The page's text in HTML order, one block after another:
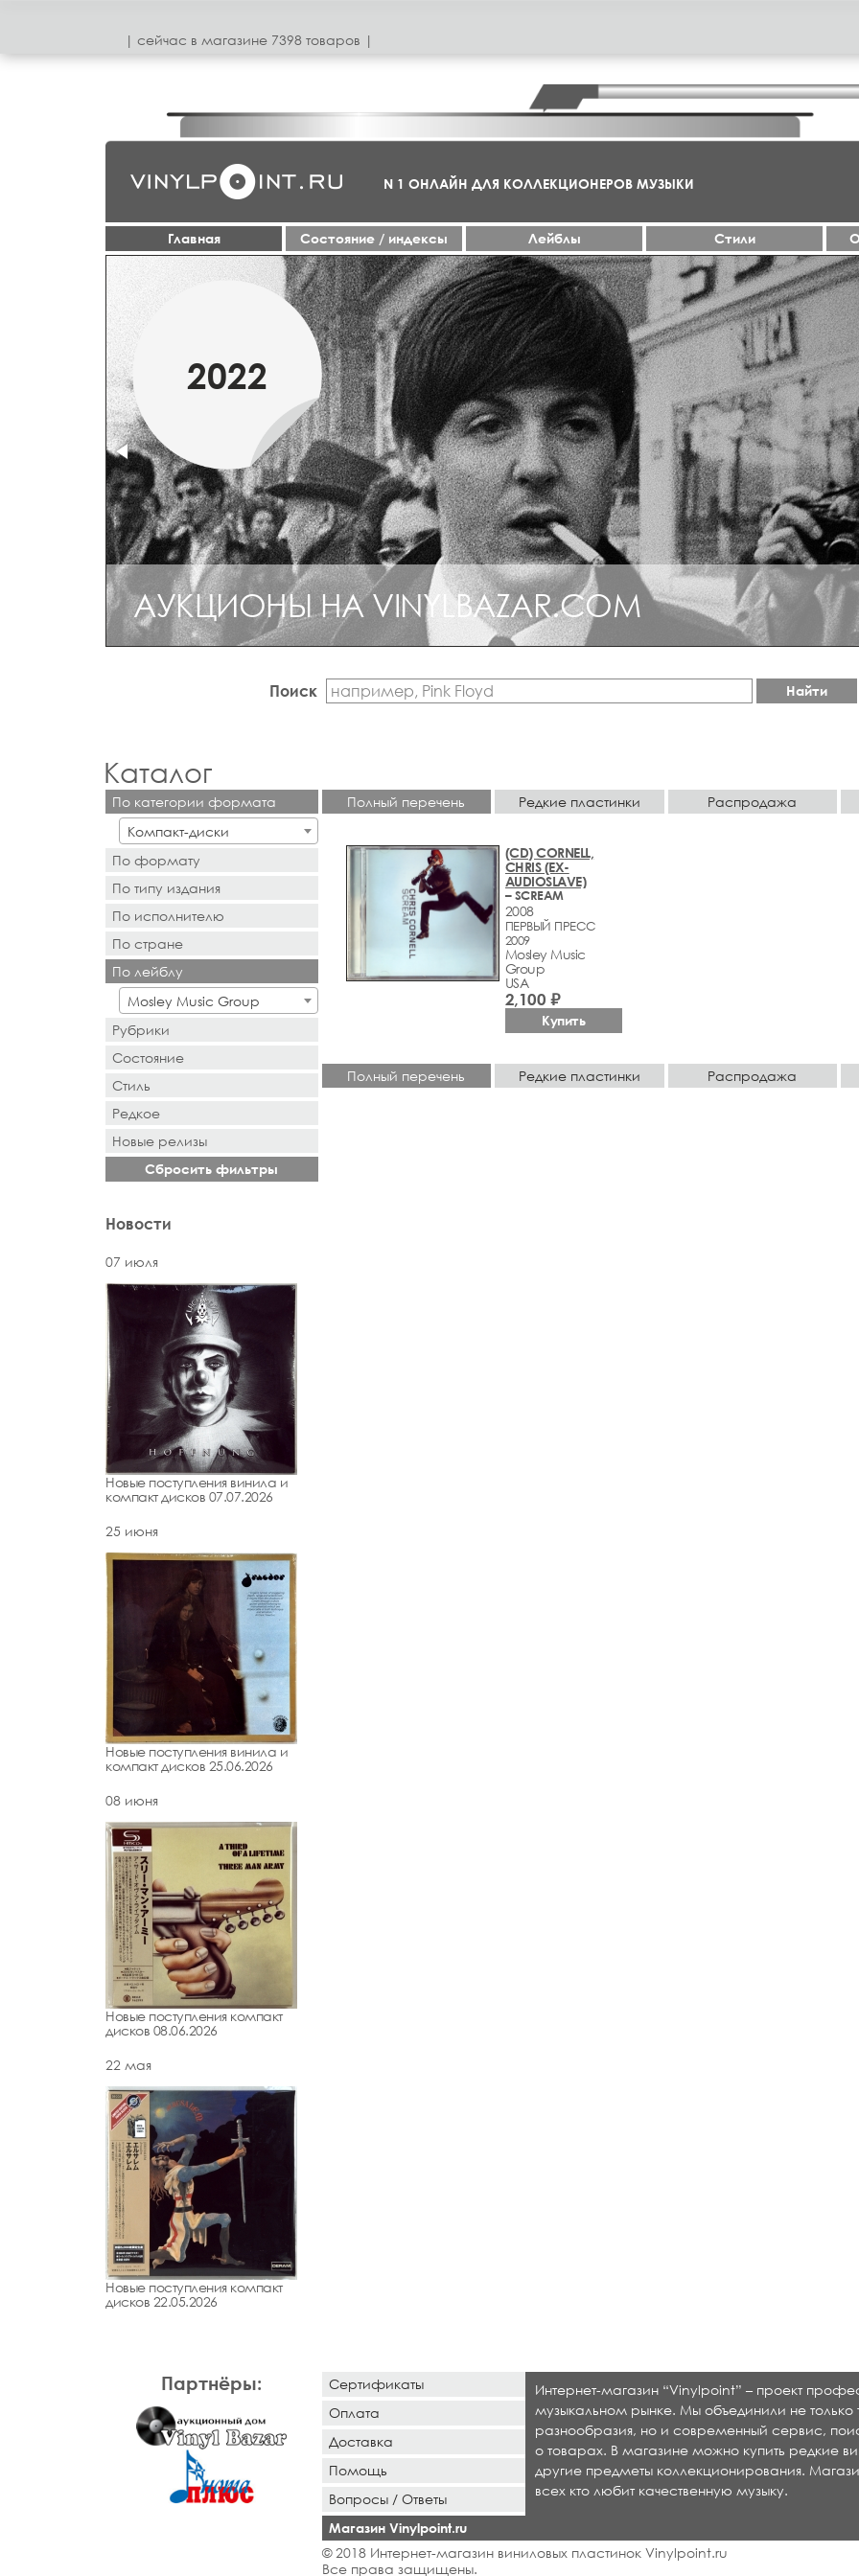
| сeйчас в магазинe 7398 товаров |
N 1 ОНЛАЙН ДЛЯ КОЛЛЕКЦИОНЕРОВ МУЗЫКИ
Главная Cостояние / индексы Лейблы Стили
МАРТ
2019
2022
АУКЦИОНЫ НА VINYLBAZAR.COM
Поиск Найти
Каталог
По категории формата
Компакт-диски
По формату
- Выбор -
По типу издания
- Выбор -
По исполнителю
- Поиск или выбор -
По стране
- Поиск или выбор -
По лейблу
Mosley Music Group
Рубрики
Состояние
Стиль
Редкое
Новыe рeлизы
Сбросить фильтры
Новости
07 июля
Новые поступления винила и
компакт дисков 07.07.2026
25 июня
Новые поступления винила и
компакт дисков 25.06.2026
08 июня
Новые поступления компакт
дисков 08.06.2026
22 мая
Новые поступления компакт
дисков 22.05.2026
Полный перечень Редкие пластинки Распродажа
(CD) CORNELL,
CHRIS (EX-
AUDIOSLAVE)
– SCREAM
2008
ПЕРВЫЙ ПРЕСС
2009
Mosley Music
Group
USA
2,100 ₽
Купить
Полный перечень Редкие пластинки Распродажа
Партнёры:
Сертификаты
Оплата
Доставка
Помощь
Вопросы / Ответы
Магазин Vinylpoint.ru
Интернет-магазин “Vinylpoint” – проект
музыкальном рынке. Мы объединили не только
разнообразия, но и современный сервис,
о товарах. В магазине можно купить редкие
другие предметы коллекционирования.
всех кто любит качественную музыку.
© 2018 Интернет-магазин виниловых пластинок Vinylpoint.ru
Все права защищены.